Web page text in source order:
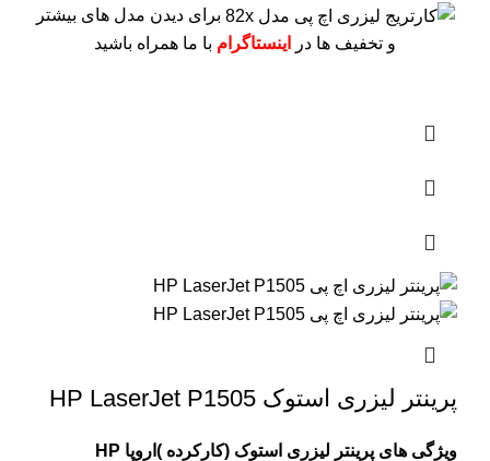
برای دیدن مدل های بیشتر
و تخفیف ها در
اینستاگرام با ما همراه باشید
پرینتر لیزری استوک HP LaserJet P1505
ویژگی های پرینتر لیزری استوک (کارکرده )اروپا HP